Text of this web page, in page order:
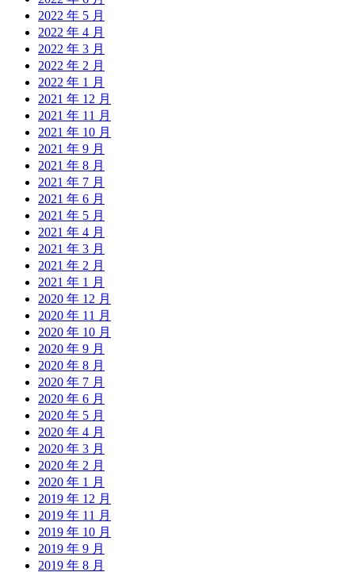
2022 年 5 月
2022 年 4 月
2022 年 3 月
2022 年 2 月
2022 年 1 月
2021 年 12 月
2021 年 11 月
2021 年 10 月
2021 年 9 月
2021 年 8 月
2021 年 7 月
2021 年 6 月
2021 年 5 月
2021 年 4 月
2021 年 3 月
2021 年 2 月
2021 年 1 月
2020 年 12 月
2020 年 11 月
2020 年 10 月
2020 年 9 月
2020 年 8 月
2020 年 7 月
2020 年 6 月
2020 年 5 月
2020 年 4 月
2020 年 3 月
2020 年 2 月
2020 年 1 月
2019 年 12 月
2019 年 11 月
2019 年 10 月
2019 年 9 月
2019 年 8 月